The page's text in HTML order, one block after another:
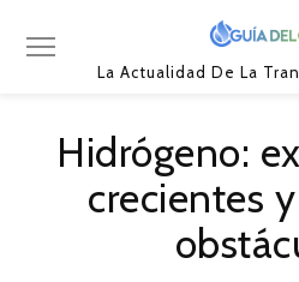
La Actualidad De La
Hidrógeno:
crecientes